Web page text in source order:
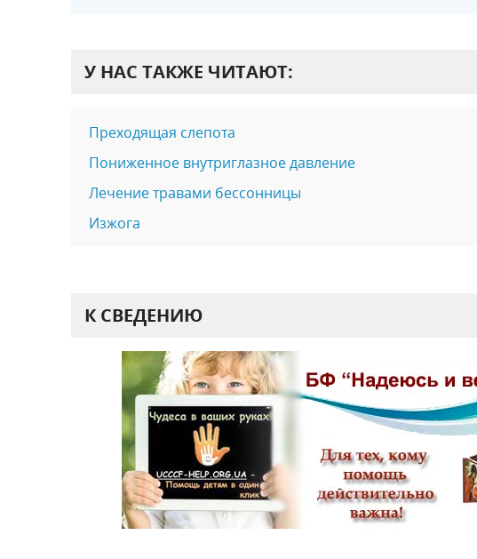
У НАС ТАКЖЕ ЧИТАЮТ:
Преходящая слепота
Пониженное внутриглазное давление
Лечение травами бессонницы
Изжога
К СВЕДЕНИЮ